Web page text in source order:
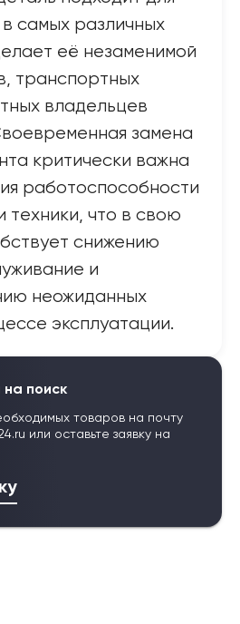
самых различных
её незаменимой
транспортных
владельцев
замена
критически важна
работоспособности
техники, что в свою
снижению
и
неожиданных
эксплуатации.
на поиск
товаров на почту
или оставьте заявку на